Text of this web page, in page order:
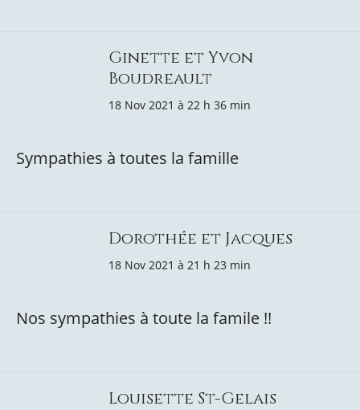
Ginette et Yvon
Boudreault
18 Nov 2021 à 22 h 36 min
Sympathies à toutes la famille
Dorothée et Jacques
18 Nov 2021 à 21 h 23 min
Nos sympathies à toute la famile !!
Louisette St-Gelais